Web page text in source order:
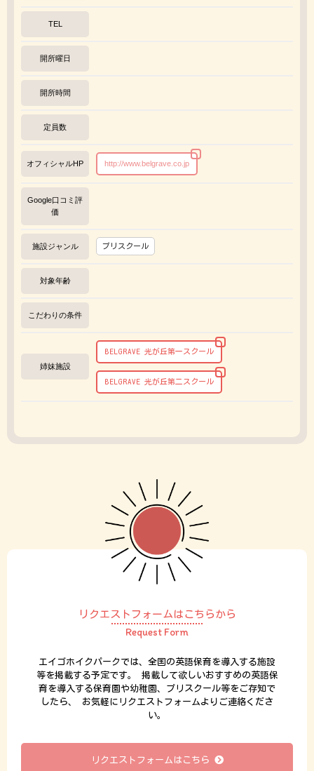
TEL
開所曜日
開所時間
定員数
オフィシャルHP http://www.belgrave.co.jp
Google口コミ評
価
施設ジャンル プリスクール
対象年齢
こだわりの条件
姉妹施設
BELGRAVE 光が丘第一スクール
BELGRAVE 光が丘第二スクール
リクエストフォームはこちらから
Request Form
エイゴホイクパークでは、全国の英語保育を導入する施設
等を掲載する予定です。 掲載して欲しいおすすめの英語保
育を導入する保育園や幼稚園、プリスクール等をご存知で
したら、 お気軽にリクエストフォームよりご連絡くださ
い。
リクエストフォームはこちら